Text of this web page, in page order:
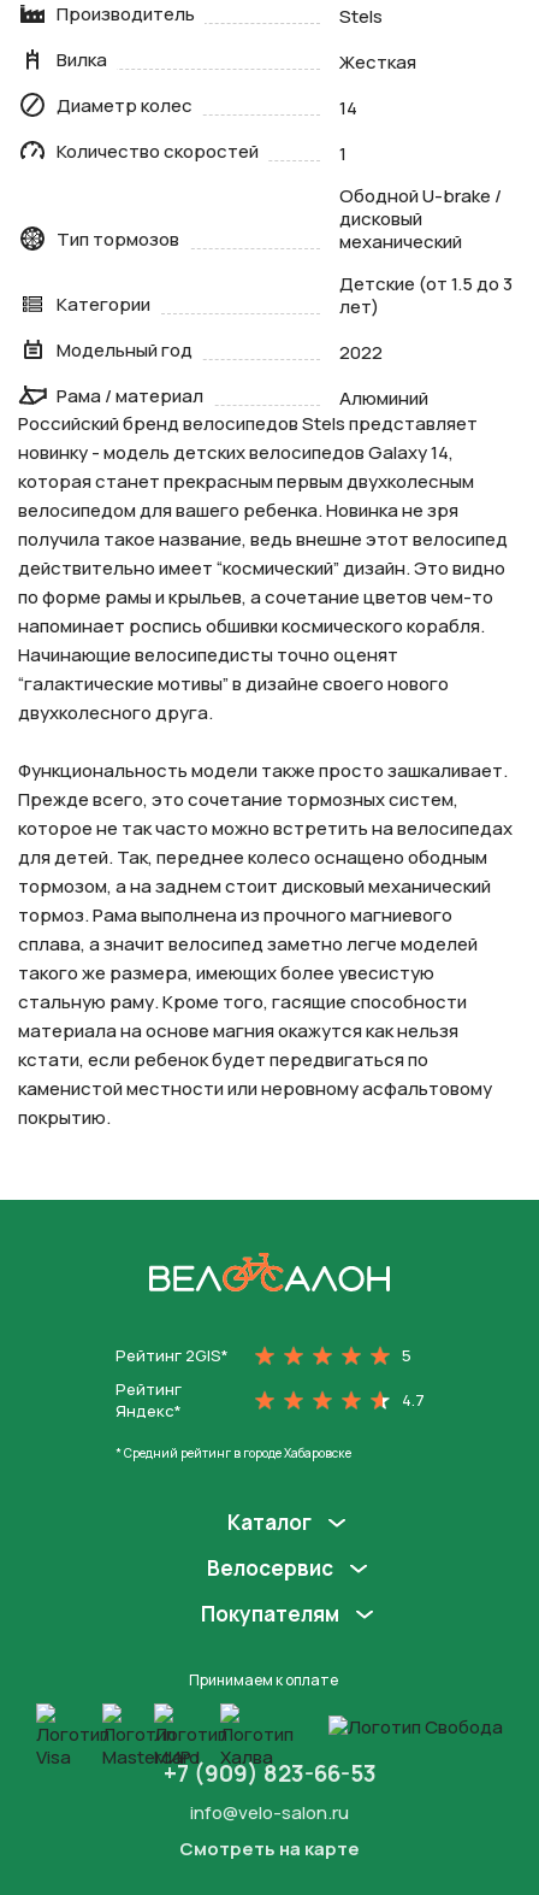
Производитель
Stels
Вилка
Жесткая
Диаметр колес
14
Количество скоростей
1
Тип тормозов
Ободной U-brake /
дисковый
механический
Категории
Детские (от 1.5 до 3
лет)
Модельный год
2022
Рама / материал
Алюминий
Российский бренд велосипедов Stels представляет
новинку - модель детских велосипедов Galaxy 14,
которая станет прекрасным первым двухколесным
велосипедом для вашего ребенка. Новинка не зря
получила такое название, ведь внешне этот велосипед
действительно имеет “космический” дизайн. Это видно
по форме рамы и крыльев, а сочетание цветов чем-то
напоминает роспись обшивки космического корабля.
Начинающие велосипедисты точно оценят
“галактические мотивы” в дизайне своего нового
двухколесного друга.
Функциональность модели также просто зашкаливает.
Прежде всего, это сочетание тормозных систем,
которое не так часто можно встретить на велосипедах
для детей. Так, переднее колесо оснащено ободным
тормозом, а на заднем стоит дисковый механический
тормоз. Рама выполнена из прочного магниевого
сплава, а значит велосипед заметно легче моделей
такого же размера, имеющих более увесистую
стальную раму. Кроме того, гасящие способности
материала на основе магния окажутся как нельзя
кстати, если ребенок будет передвигаться по
каменистой местности или неровному асфальтовому
покрытию.
Рейтинг 2GIS*
5
Рейтинг
Яндекс*
4.7
* Средний рейтинг в городе Хабаровске
Каталог
Велосервис
Покупателям
Принимаем к оплате
+7 (909) 823-66-53
info@velo-salon.ru
Смотреть на карте